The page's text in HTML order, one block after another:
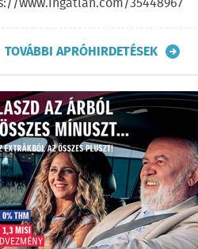
TOVÁBBI APRÓHIRDETÉSEK